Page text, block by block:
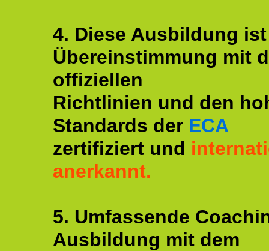
4. Diese Ausbildung
Übereinstimmung mit
offiziellen
Richtlinien und den
Standards der ECA
zertifiziert und
anerkannt.
5. Umfassende
Ausbildung mit dem